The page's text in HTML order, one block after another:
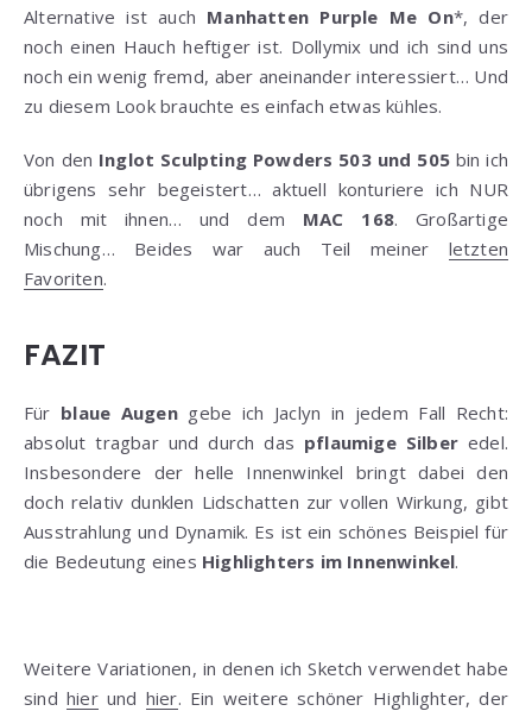
Alternative ist auch Manhatten Purple Me On*, der
noch einen Hauch heftiger ist. Dollymix und ich sind uns
noch ein wenig fremd, aber aneinander interessiert… Und
zu diesem Look brauchte es einfach etwas kühles.
Von den Inglot Sculpting Powders 503 und 505bin ich
übrigens sehr begeistert… aktuell konturiere ich NUR
noch mit ihnen… und dem MAC 168. Großartige
Mischung… Beides war auch Teil meiner letzten
Favoriten.
FAZIT
Für blaue Augengebe ich Jaclyn in jedem Fall Recht:
absolut tragbar und durch das pflaumige Silber edel.
Insbesondere der helle Innenwinkel bringt dabei den
doch relativ dunklen Lidschatten zur vollen Wirkung, gibt
Ausstrahlung und Dynamik. Es ist ein schönes Beispiel für
die Bedeutung eines Highlighters im Innenwinkel.
Weitere Variationen, in denen ich Sketch verwendet habe
sind hierund hier. Ein weitere schöner Highlighter, der